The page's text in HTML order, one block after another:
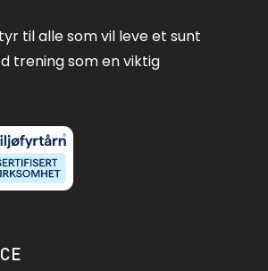
til alle som vil leve et sunt
trening som en viktig